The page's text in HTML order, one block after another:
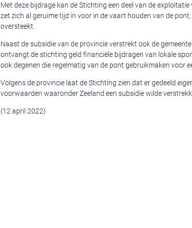
Met deze bijdrage kan de Stichting een deel van de
zet zich al geruime tijd in voor in de vaart houden van de
oversteekt.
Naast de subsidie van de provincie verstrekt ook de
ontvangt de stichting geld financiële bijdragen van lokale
ook degenen die regelmatig van de pont gebruikmaken voor
Volgens de provincie laat de Stichting zien dat er gedeeld
voorwaarden waaronder Zeeland een subsidie wilde
(12 april 2022)